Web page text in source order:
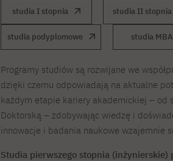
studia I stopnia studia II stopnia
studia podyplomowe studia MBA
Programy studiów są rozwijane we
dzięki czemu odpowiadają na aktualne
każdym etapie kariery akademickiej – od
Doktorską – zdobywając wiedzę i
innowacje i badania naukowe wzajemnie
Studia pierwszego stopnia